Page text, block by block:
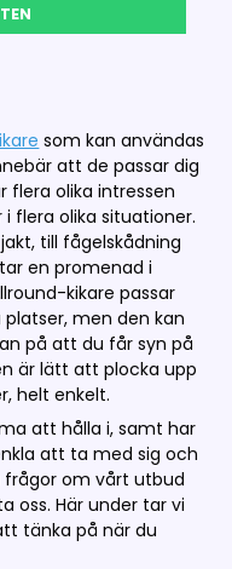
som kan användas
att de passar dig
flera olika intressen
flera olika situationer.
till fågelskådning
en promenad i
kikare passar
men den kan
på att du får syn på
är lätt att plocka upp
helt enkelt.
att hålla i, samt har
att ta med sig och
frågor om vårt utbud
oss. Här under tar vi
tänka på när du